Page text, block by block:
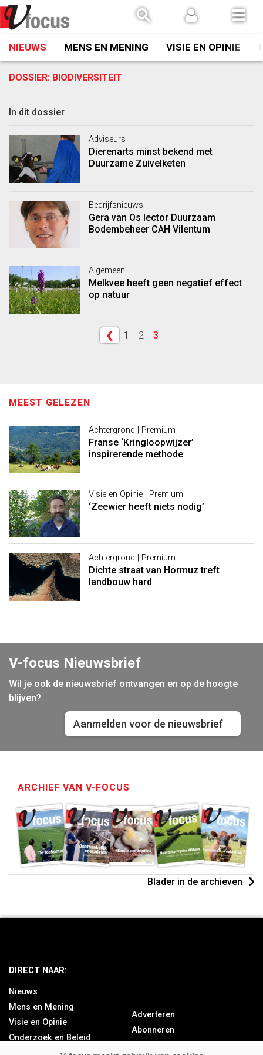
Spring
naar
inhoud
NIEUWS MENS EN MENING VISIE EN OPINIE
DOSSIER: BIODIVERSITEIT
In dit dossier
Adviseurs
Dierenarts minst bekend met
Duurzame Zuivelketen
Bedrijfsnieuws
Gera van Os lector Duurzaam
Bodembeheer CAH Vilentum
Algemeen
Melkvee heeft geen negatief effect
op natuur
❮ 1 2 3
MEEST GELEZEN
Achtergrond | Premium
Franse ‘Kringloopwijzer’
inspirerende methode
Visie en Opinie | Premium
‘Zeewier heeft niets nodig’
Achtergrond | Premium
Dichte straat van Hormuz treft
landbouw hard
V-focus Nieuwsbrief
Wil je ook de nieuwsbrief ontvangen en op de hoogte
blijven?
Aanmelden voor de nieuwsbrief
ARCHIEF VAN V-FOCUS
Blader in de archieven
DIRECT NAAR:
Nieuws
Mens en Mening
Visie en Opinie
Onderzoek en Beleid
Adverteren
Abonneren